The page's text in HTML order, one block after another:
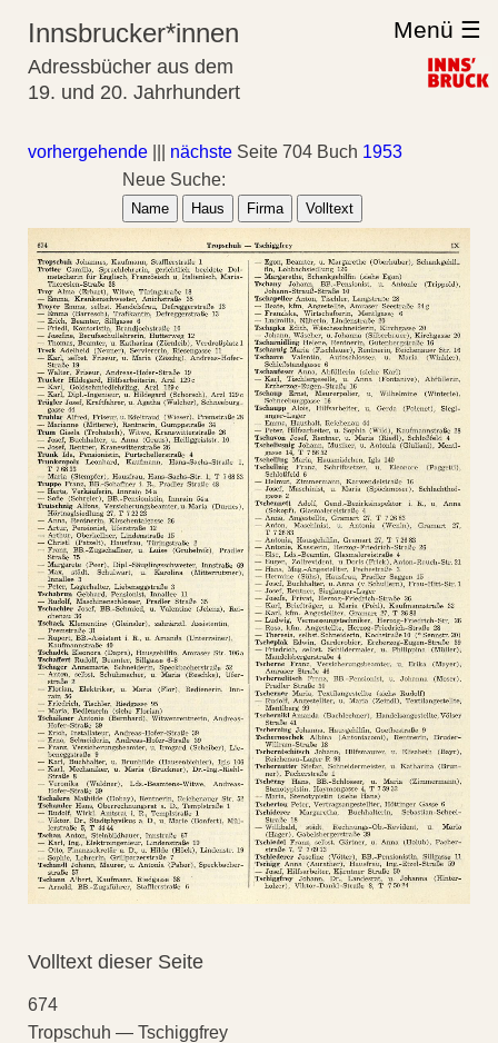
Innsbrucker*innen
Adressbücher aus dem
19. und 20. Jahrhundert
Menü ☰
vorhergehende nächste Seite 704 Buch 1953
Neue Suche:
Name Haus Firma Volltext
Volltext dieser Seite
674
Tropschuh — Tschiggfrey